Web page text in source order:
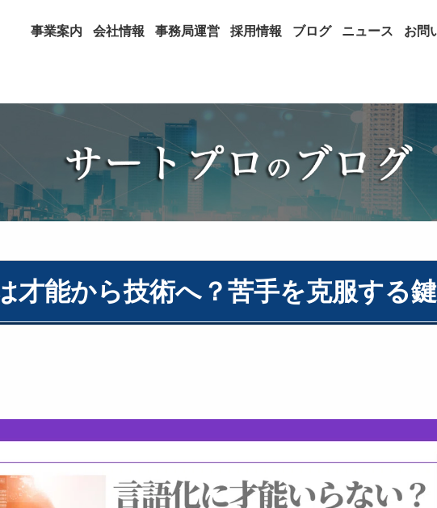
事業案内 会社情報 事務局運営 採用情報 ブログ ニュース お問
才能から技術へ？苦手を克服する鍵